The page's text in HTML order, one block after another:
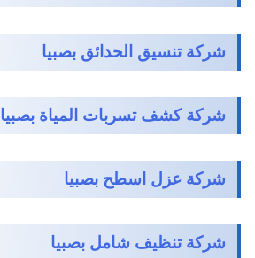
شركة تنسيق الحدائق بصبيا
شركة كشف تسربات المياة بصبيا
شركة عزل اسطح بصبيا
شركة تنظيف شامل بصبيا